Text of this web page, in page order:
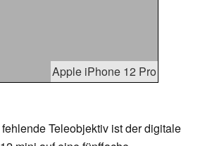
Apple iPhone 12 Pro
Teleobjektiv ist der digitale